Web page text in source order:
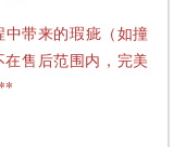
带来的瑕疵（如撞
售后范围内，完美